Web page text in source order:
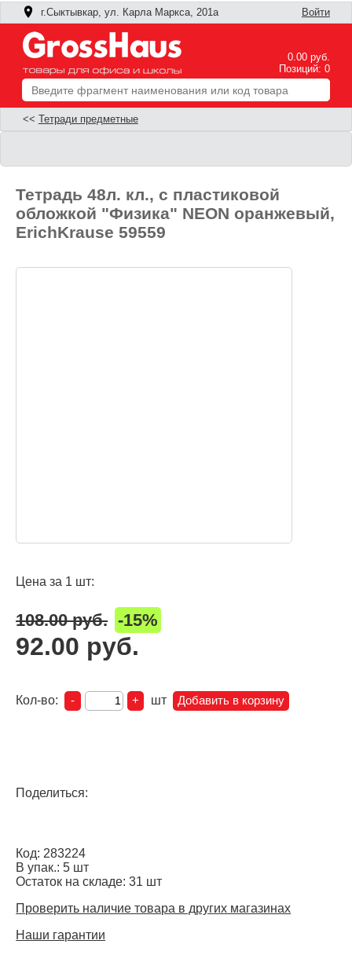
г.Сыктывкар, ул. Карла Маркса, 201а Войти
0.00 руб.
Позиций: 0
<< Тетради предметные
Тетрадь 48л. кл., с пластиковой
обложкой "Физика" NEON оранжевый,
ErichKrause 59559
Цена за 1 шт:
108.00 руб. -15%
92.00 руб.
Кол-во: шт
Поделиться:
Код: 283224
В упак.: 5 шт
Остаток на складе: 31 шт
Проверить наличие товара в других магазинах
Наши гарантии